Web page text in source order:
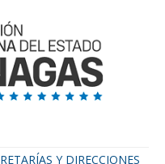
Y DIRECCIONES